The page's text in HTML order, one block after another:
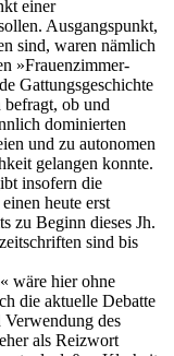
einer
Ausgangspunkt,
sind, waren nämlich
»Frauenzimmer-
Gattungsgeschichte
ob und
dominierten
und zu autonomen
gelangen konnte.
insofern die
heute erst
zu Beginn dieses Jh.
sind bis
wäre hier ohne
die aktuelle Debatte
des
als Reizwort